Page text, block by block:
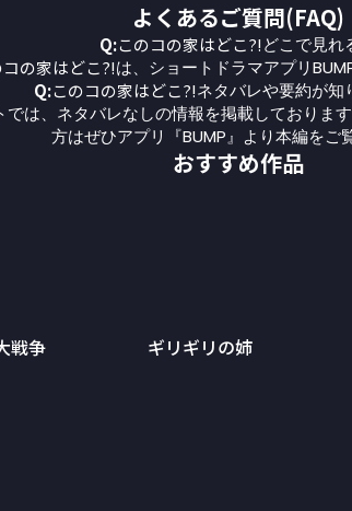
よくあるご質問(FAQ)
Q:このコの家はどこ?!どこで見れ
コの家はどこ?!は、ショートドラマアプリ
Q:このコの家はどこ?!ネタバレや要約が知
では、ネタバレなしの情報を掲載しておりま
方はぜひアプリ『BUMP』より本編をご
おすすめ作品
戦争 ギリギリの姉